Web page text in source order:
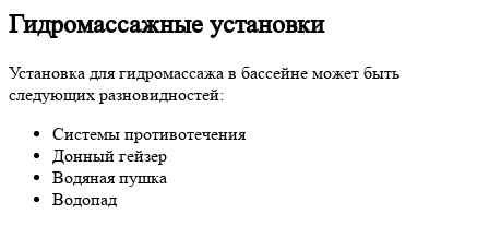
Гидромассажные установки
Установка для гидромассажа в бассейне может быть
следующих разновидностей:
Системы противотечения
Донный гейзер
Водяная пушка
Водопад